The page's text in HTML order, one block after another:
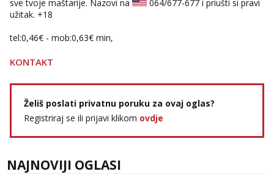
sve tvoje maštarije. Nazovi na
064/677-677 i priušti si pravi
užitak. +18
tel:0,46€ - mob:0,63€ min,
KONTAKT
Želiš poslati privatnu poruku za ovaj oglas?
Registriraj se ili prijavi klikom ovdje
NAJNOVIJI OGLASI